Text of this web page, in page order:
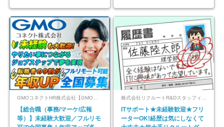
GMOコネクトHR株式会社【GMOインターネットグループ】
【総合職（事務/マーケ/広報
等）】未経験大歓迎／フルリモ
ITサポート★未経験歓迎★フリ
ーターOK!経歴は気にしなくて